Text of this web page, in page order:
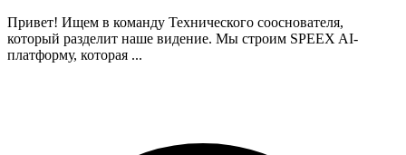
Привет! Ищем в команду Технического сооснователя,
который разделит наше видение. Мы строим SPEEX AI-
платформу, которая ...